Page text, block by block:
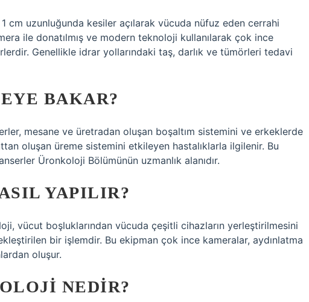
cm uzunluğunda kesiler açılarak vücuda nüfuz eden cerrahi
ile donatılmış ve modern teknoloji kullanılarak çok ince
Genellikle idrar yollarındaki taş, darlık ve tümörleri tedavi
BAKAR?
mesane ve üretradan oluşan boşaltım sistemini ve erkeklerde
oluşan üreme sistemini etkileyen hastalıklarla ilgilenir. Bu
Üronkoloji Bölümünün uzmanlık alanıdır.
YAPILIR?
vücut boşluklarından vücuda çeşitli cihazların yerleştirilmesini
bir işlemdir. Bu ekipman çok ince kameralar, aydınlatma
oluşur.
NEDIR?